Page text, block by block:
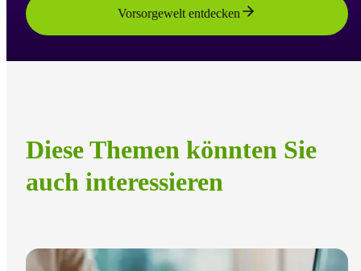
Vorsorgewelt entdecken
Diese Themen könnten Sie
auch interessieren